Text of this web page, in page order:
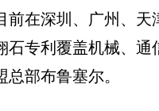
前在深圳、广州、
石专利覆盖机械、
部布鲁塞尔。